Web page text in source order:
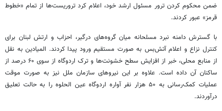
ضمن محکوم کردن ترور مسئول ارشد خود، اعلام کرد تروریست‌ها از تمام «خطوط
قرمز» عبور کردند.
با گسترش دامنه نبرد مسلحانه میان گروه‌های درگیر، احزاب و ارتش لبنان برای
کنترل نزاع و اعلام آتش‌بس به صورت مستقیم ورود پیدا کردند. المیادین به نقل
از منابع محلی، خبر از افزایش سطح خشونت‌ها و ترک اردوگاه از سوی ۶۰ درصد از
ساکنان آن داده است. علاوه بر این نیروهای سازمان ملل نیز به صورت موقت
عملیات کمک‌رسانی به ۵۰ هزار نفر آواره اردوگاه عین
الحلوهرا به حالت تعلیق
درآوردند.